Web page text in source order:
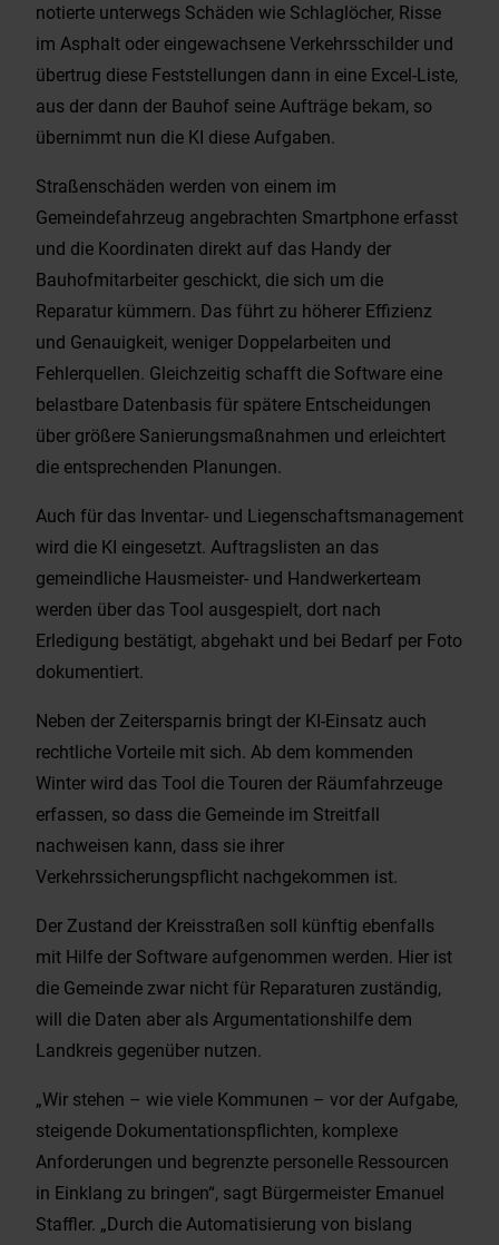
notierte unterwegs Schäden wie Schlaglöcher, Risse
im Asphalt oder eingewachsene Verkehrsschilder und
übertrug diese Feststellungen dann in eine Excel-Liste,
aus der dann der Bauhof seine Aufträge bekam, so
übernimmt nun die KI diese Aufgaben.
Straßenschäden werden von einem im
Gemeindefahrzeug angebrachten Smartphone erfasst
und die Koordinaten direkt auf das Handy der
Bauhofmitarbeiter geschickt, die sich um die
Reparatur kümmern. Das führt zu höherer Effizienz
und Genauigkeit, weniger Doppelarbeiten und
Fehlerquellen. Gleichzeitig schafft die Software eine
belastbare Datenbasis für spätere Entscheidungen
über größere Sanierungsmaßnahmen und erleichtert
die entsprechenden Planungen.
Auch für das Inventar- und Liegenschaftsmanagement
wird die KI eingesetzt. Auftragslisten an das
gemeindliche Hausmeister- und Handwerkerteam
werden über das Tool ausgespielt, dort nach
Erledigung bestätigt, abgehakt und bei Bedarf per Foto
dokumentiert.
Neben der Zeitersparnis bringt der KI-Einsatz auch
rechtliche Vorteile mit sich. Ab dem kommenden
Winter wird das Tool die Touren der Räumfahrzeuge
erfassen, so dass die Gemeinde im Streitfall
nachweisen kann, dass sie ihrer
Verkehrssicherungspflicht nachgekommen ist.
Der Zustand der Kreisstraßen soll künftig ebenfalls
mit Hilfe der Software aufgenommen werden. Hier ist
die Gemeinde zwar nicht für Reparaturen zuständig,
will die Daten aber als Argumentationshilfe dem
Landkreis gegenüber nutzen.
„Wir stehen – wie viele Kommunen – vor der Aufgabe,
steigende Dokumentationspflichten, komplexe
Anforderungen und begrenzte personelle Ressourcen
in Einklang zu bringen“, sagt Bürgermeister Emanuel
Staffler. „Durch die Automatisierung von bislang